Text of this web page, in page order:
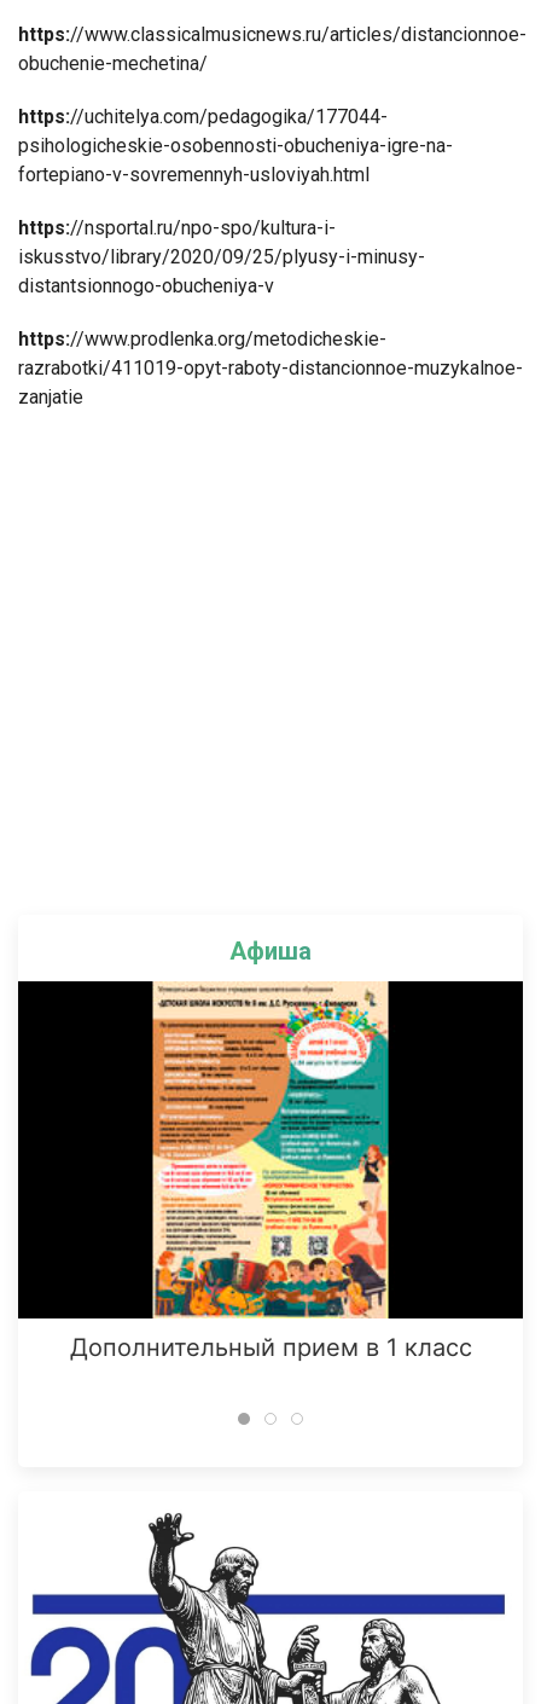
Афиша
Дополнительный прием в 1 класс
https://www.classicalmusicnews.ru/articles/distancionnoe-
obuchenie-mechetina/
https://uchitelya.com/pedagogika/177044-
psihologicheskie-osobennosti-obucheniya-igre-na-
fortepiano-v-sovremennyh-usloviyah.html
https://nsportal.ru/npo-spo/kultura-i-
iskusstvo/library/2020/09/25/plyusy-i-minusy-
distantsionnogo-obucheniya-v
https://www.prodlenka.org/metodicheskie-
razrabotki/411019-opyt-raboty-distancionnoe-muzykalnoe-
zanjatie